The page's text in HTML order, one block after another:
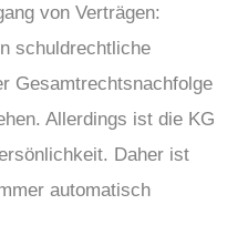
von Verträgen:
schuldrechtliche
Gesamtrechtsnachfolge
Allerdings ist die KG
Daher ist
automatisch